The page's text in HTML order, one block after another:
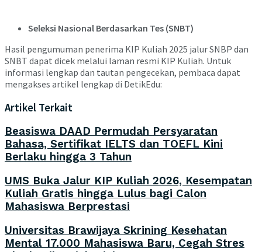
Seleksi Nasional Berdasarkan Tes (SNBT)
Hasil pengumuman penerima KIP Kuliah 2025 jalur SNBP dan
SNBT dapat dicek melalui laman resmi KIP Kuliah. Untuk
informasi lengkap dan tautan pengecekan, pembaca dapat
mengakses artikel lengkap di DetikEdu:
Artikel Terkait
Beasiswa DAAD Permudah Persyaratan
Bahasa, Sertifikat IELTS dan TOEFL Kini
Berlaku hingga 3 Tahun
UMS Buka Jalur KIP Kuliah 2026, Kesempatan
Kuliah Gratis hingga Lulus bagi Calon
Mahasiswa Berprestasi
Universitas Brawijaya Skrining Kesehatan
Mental 17.000 Mahasiswa Baru, Cegah Stres